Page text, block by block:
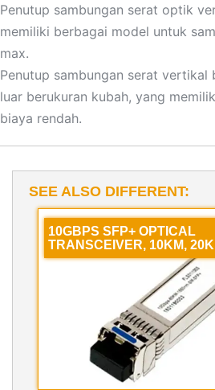
Penutup sambungan serat optik
memiliki berbagai model untuk
max.
Penutup sambungan serat vertikal
luar berukuran kubah, yang
biaya rendah.
SEE ALSO DIFFERENT:
10GBPS SFP+ OPTICAL
TRANSCEIVER, 10KM,